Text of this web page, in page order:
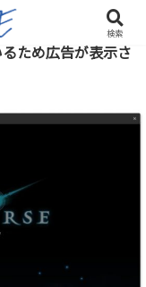
ため広告が表示さ
検索